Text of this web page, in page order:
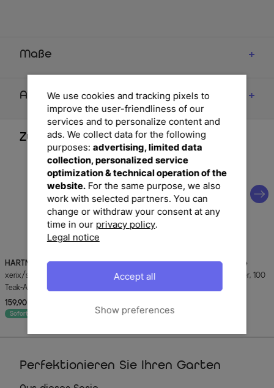
Maße
Artikelmerkmale & Materialien
Zubehör
HARTMAN
xerix/schwarz, Alu/4x4 Textilen, mit
Teak-Armlehnen
159,90 €
Sofort lieferbar
DOPPLERComfort Stuhlauflage
Niederlehner, anthrazit, Polyester, 100
Sofort lieferbar
Perfektionieren Sie Ihren Garten
We use cookies and tracking pixels to
improve the user-friendliness of our
services and to personalize content and
ads. We collect data for the following
purposes: advertising, limited data
collection, personalized service
optimization & technical operation of the
website.For the same purpose, we also
work with selected partners. You can
change or withdraw your consent at any
time in our privacy policy.
Legal notice
Show preferences
Accept all